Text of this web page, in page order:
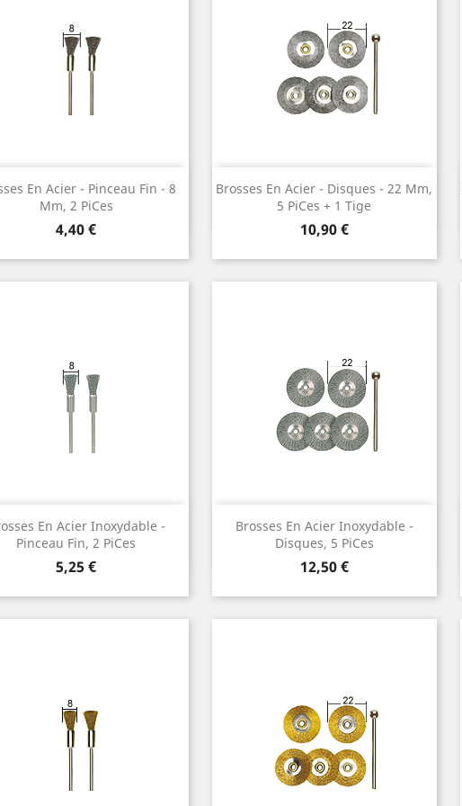
En Acier - Pinceau Fin ¯ 8
Mm, 2 Pices
Preis
4,40 €
Vorschau
Brosses En Acier - Disques ¯ 22 Mm,
5 Pices + 1 Tige
Preis
10,90 €
Vorschau
En Acier Inoxydable -
Pinceau Fin, 2 Pices
Preis
5,25 €
 Vorschau
Brosses En Acier Inoxydable -
Disques, 5 Pices
Preis
12,50 €
 Vorschau